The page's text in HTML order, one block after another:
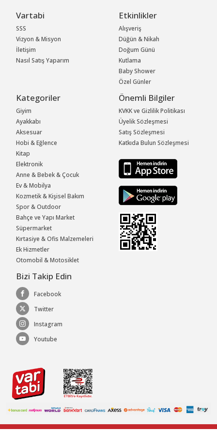
Vartabi
SSS
Vizyon & Misyon
İletişim
Nasıl Satış Yaparım
Etkinlikler
Alışveriş
Düğün & Nikah
Doğum Günü
Kutlama
Baby Shower
Özel Günler
Kategoriler
Giyim
Ayakkabı
Aksesuar
Hobi & Eğlence
Kitap
Elektronik
Anne & Bebek & Çocuk
Ev & Mobilya
Kozmetik & Kişisel Bakım
Spor & Outdoor
Bahçe ve Yapı Market
Süpermarket
Kırtasiye & Ofis Malzemeleri
Ek Hizmetler
Otomobil & Motosiklet
Önemli Bilgiler
KVKK ve Gizlilik Politikası
Üyelik Sözleşmesi
Satış Sözleşmesi
Katkıda Bulun Sözleşmesi
Bizi Takip Edin
Facebook
Twitter
Instagram
Youtube